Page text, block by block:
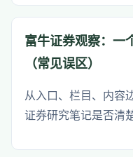
富牛证券观察：一
（常见误区）
从入口、栏目、内容
证券研究笔记是否清